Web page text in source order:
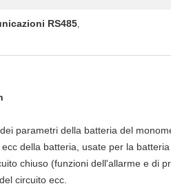
RS485,
parametri della batteria del
della batteria, usate per la
chiuso (funzioni dell'allarme e di
circuito ecc.